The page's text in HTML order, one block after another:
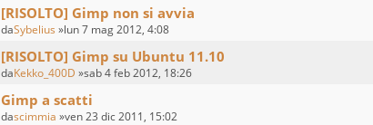
[RISOLTO] Gimp non si avvia
daSybelius »lun 7 mag 2012, 4:08
[RISOLTO] Gimp su Ubuntu 11.10
daKekko_400D »sab 4 feb 2012, 18:26
Gimp a scatti
dascimmia »ven 23 dic 2011, 15:02